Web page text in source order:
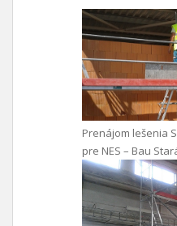
Prenájom lešenia
pre NES – Bau